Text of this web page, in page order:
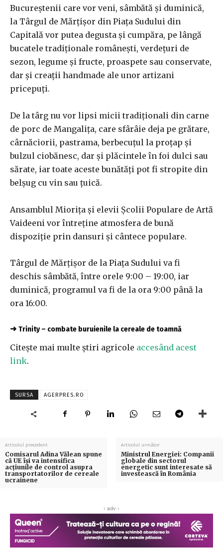
Bucureştenii care vor veni, sâmbătă şi duminică,
la Târgul de Mărţişor din Piaţa Sudului din
Capitală vor putea degusta şi cumpăra, pe lângă
bucatele tradiţionale româneşti, verdeţuri de
sezon, legume şi fructe, proaspete sau conservate,
dar şi creaţii handmade ale unor artizani
pricepuţi.
De la târg nu vor lipsi micii tradiţionali din carne
de porc de Mangaliţa, care sfârâie deja pe grătare,
cârnăciorii, pastrama, berbecuţul la proţap şi
bulzul ciobănesc, dar şi plăcintele în foi dulci sau
sărate, iar toate aceste bunătăţi pot fi stropite din
belşug cu vin sau ţuică.
Ansamblul Mioriţa şi elevii Şcolii Populare de Artă
Vaideeni vor întreţine atmosfera de bună
dispoziţie prin dansuri şi cântece populare.
Târgul de Mărţişor de la Piaţa Sudului va fi
deschis sâmbătă, între orele 9:00 – 19:00, iar
duminică, programul va fi de la ora 9:00 până la
ora 16:00.
➜ Trinity – combate buruienile la cereale de toamnă
Citește mai multe știri agricole accesând acest
link.
SURSA AGERPRES.RO
Articolul precedent
Comisarul Adina Vălean spune
că UE îşi va intensifica
acţiunile de control asupra
transportatorilor de cereale
ucrainene
Articolul următor
Ministrul Energiei: Companii
globale din sectorul
energetic sunt interesate să
investească în România
‹ adv ›